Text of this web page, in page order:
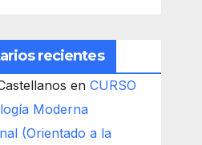
recientes
en CURSO
Moderna
(Orientado a la